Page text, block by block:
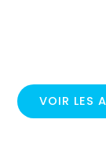
VOIR LES